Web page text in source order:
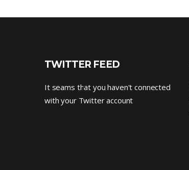
TWITTER FEED
It seams that you haven't connected
with your Twitter account